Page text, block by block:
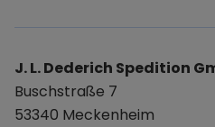
J. L. Dederich Spedition
Buschstraße 7
53340 Meckenheim